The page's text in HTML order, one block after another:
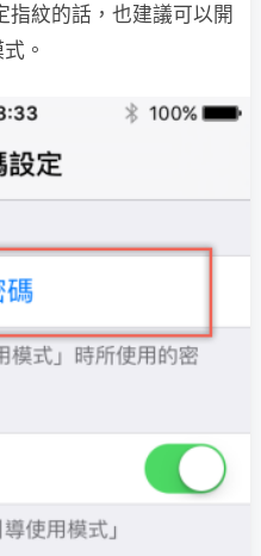
指紋的話，也建議可以開
。